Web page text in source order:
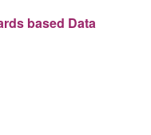
based Data